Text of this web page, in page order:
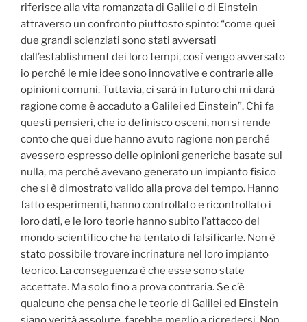
riferisce alla vita romanzata di Galilei o di Einstein
attraverso un confronto piuttosto spinto: “come quei
due grandi scienziati sono stati avversati
dall’establishment dei loro tempi, così vengo avversato
io perché le mie idee sono innovative e contrarie alle
opinioni comuni. Tuttavia, ci sarà in futuro chi mi darà
ragione come è accaduto a Galilei ed Einstein”. Chi fa
questi pensieri, che io definisco osceni, non si rende
conto che quei due hanno avuto ragione non perché
avessero espresso delle opinioni generiche basate sul
nulla, ma perché avevano generato un impianto fisico
che si è dimostrato valido alla prova del tempo. Hanno
fatto esperimenti, hanno controllato e ricontrollato i
loro dati, e le loro teorie hanno subito l’attacco del
mondo scientifico che ha tentato di falsificarle. Non è
stato possibile trovare incrinature nel loro impianto
teorico. La conseguenza è che esse sono state
accettate. Ma solo fino a prova contraria. Se c’è
qualcuno che pensa che le teorie di Galilei ed Einstein